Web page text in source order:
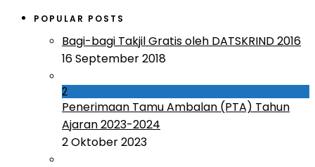
POPULAR POSTS
Bagi-bagi Takjil Gratis oleh DATSKRIND 2016
16 September 2018
2
Penerimaan Tamu Ambalan (PTA) Tahun
Ajaran 2023-2024
2 Oktober 2023